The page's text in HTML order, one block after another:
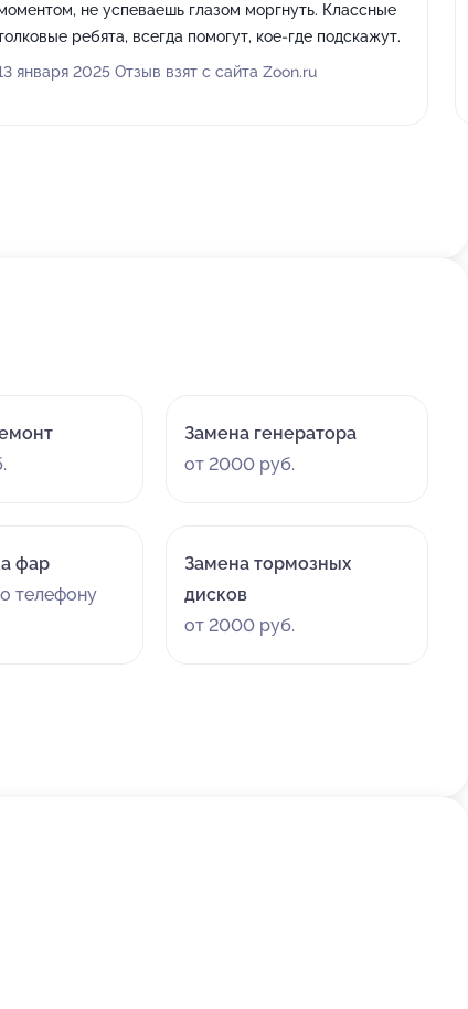
не успеваешь глазом моргнуть. Классные
ребята, всегда помогут, кое-где подскажут.
января 2025 Отзыв взят с сайта Zoon.ru
Замена генератора
от 2000 руб.
фар
телефону
Замена тормозных
дисков
от 2000 руб.